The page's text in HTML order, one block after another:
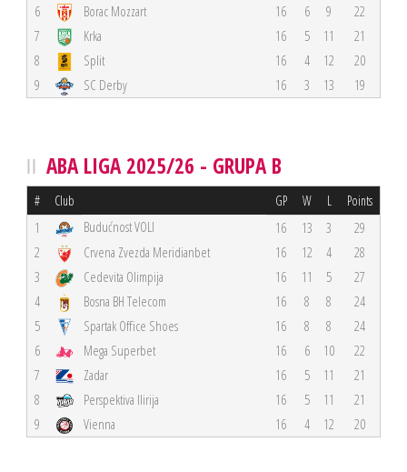
6
Borac Mozzart 16 6 9
22
7
Krka 16 5 11
21
8
Split 16 4 12
20
9
SC Derby 16 3 13 19
ABA LIGA 2025/26 - GRUPA B
# Club GP W L Points
1 Budućnost VOLI 16 13 3
29
2
Crvena Zvezda Meridianbet 16 12 4
28
3
Cedevita Olimpija 16 11 5
27
4
Bosna BH Telecom 16 8 8
24
5
Spartak Office Shoes 16 8 8
24
6
Mega Superbet 16 6 10
22
7
Zadar 16 5 11
21
8
Perspektiva Ilirija 16 5 11
21
9
Vienna 16 4 12 20